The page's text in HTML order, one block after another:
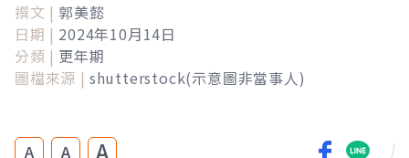
撰文 | 郭美懿
日期 | 2024年10月14日
分類 | 更年期
圖檔來源 | shutterstock(示意圖非當事人)
A A A